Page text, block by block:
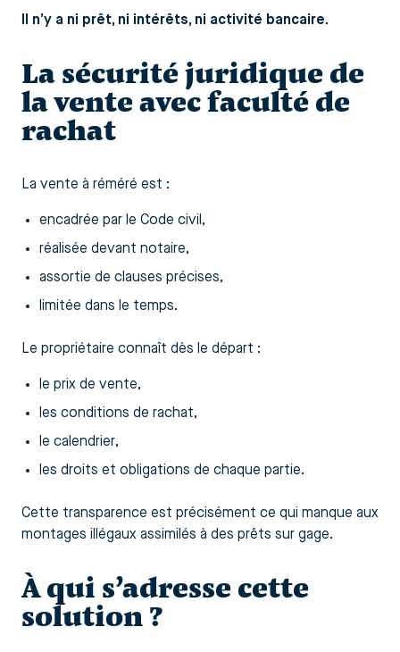
Il n’y a ni prêt, ni intérêts, ni activité bancaire.
La sécurité juridique de
la vente avec faculté de
rachat
La vente à réméré est :
encadrée par le Code civil,
réalisée devant notaire,
assortie de clauses précises,
limitée dans le temps.
Le propriétaire connaît dès le départ :
le prix de vente,
les conditions de rachat,
le calendrier,
les droits et obligations de chaque partie.
Cette transparence est précisément ce qui manque aux
montages illégaux assimilés à des prêts sur gage.
À qui s’adresse cette
solution ?